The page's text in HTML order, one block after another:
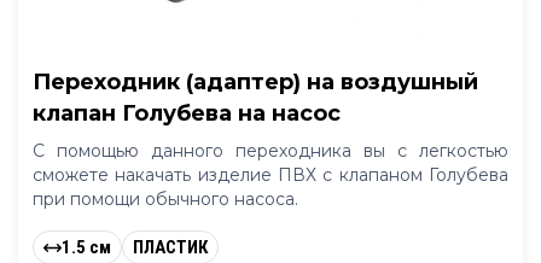
Переходник (адаптер) на воздушный
клапан Голубева на насос
С помощью данного переходника вы с легкостью
сможете накачать изделие ПВХ с клапаном Голубева
при помощи обычного насоса.
1.5 см ПЛАСТИК